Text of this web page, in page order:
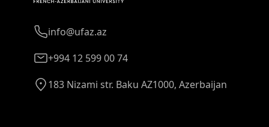
info@ufaz.az
+994 12 599 00 74
183 Nizami str. Baku AZ1000, Azerbaijan